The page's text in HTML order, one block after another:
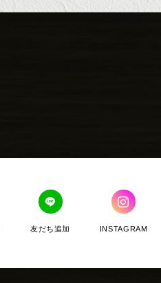
友だち追加 INSTAGRAM